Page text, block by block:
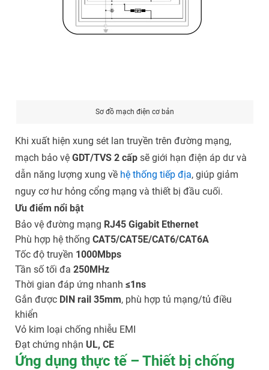
Sơ đồ mạch điện cơ bản
Khi xuất hiện xung sét lan truyền trên đường mạng,
mạch bảo vệ GDT/TVS 2 cấpsẽ giới hạn điện áp dư và
dẫn năng lượng xung về hệ thống tiếp địa, giúp giảm
nguy cơ hư hỏng cổng mạng và thiết bị đầu cuối.
Ưu điểm nổi bật
Bảo vệ đường mạng RJ45 Gigabit Ethernet
Phù hợp hệ thống CAT5/CAT5E/CAT6/CAT6A
Tốc độ truyền 1000Mbps
Tần số tối đa 250MHz
Thời gian đáp ứng nhanh ≤1ns
Gắn được DIN rail 35mm, phù hợp tủ mạng/tủ điều
khiển
Vỏ kim loại chống nhiễu EMI
Đạt chứng nhận UL, CE
Ứng dụng thực tế – Thiết bị chống